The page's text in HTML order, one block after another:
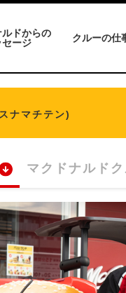
ドからの
セージ
クルーの仕
ナマチテン)
マクドナルドク